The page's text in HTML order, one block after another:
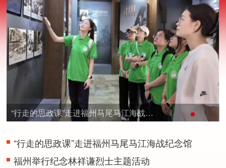
“行走的思政课”走进福州马尾马江海战纪
“行走的思政课”走进福州马尾马江海战纪念馆
福州举行纪念林祥谦烈士主题活动